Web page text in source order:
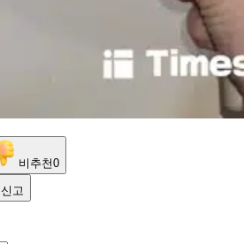
비추천0
신고